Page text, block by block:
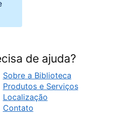
de ajuda?
Sobre a Biblioteca
Produtos e Serviços
Localização
Contato